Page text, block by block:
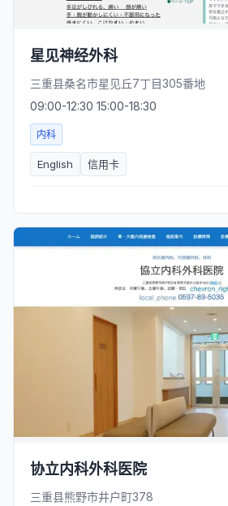
星见神经外科
三重县桑名市星见丘7丁目305番地
09:00-12:30 15:00-18:30
内科
English 信用卡
协立内科外科医院
三重县熊野市井户町378